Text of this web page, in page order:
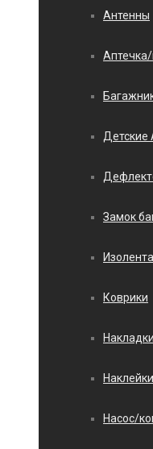
Антенны
Детские
Замок
Коврики
Накладки
Наклейки
Насос/